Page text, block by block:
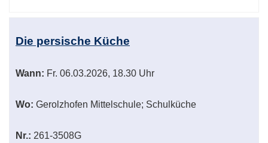
Die persische Küche
Wann: Fr. 06.03.2026, 18.30 Uhr
Wo: Gerolzhofen Mittelschule; Schulküche
Nr.: 261-3508G